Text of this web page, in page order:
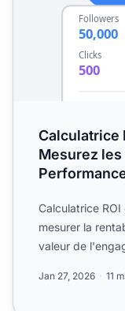
Calculatrice
Mesurez
Calculatrice
mesurer la
valeur de
Jan 27, 2026 11